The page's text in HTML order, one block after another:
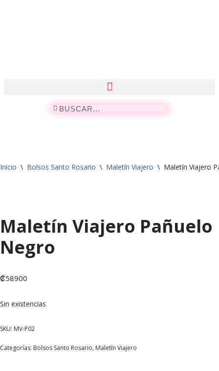
Inicio \ Bolsos Santo Rosario \ Maletín Viajero \ Maletín Viajero
Maletín Viajero Pañuelo
Negro
₡58900
Sin existencias
SKU: MV-P02
Categorías: Bolsos Santo Rosario, Maletín Viajero